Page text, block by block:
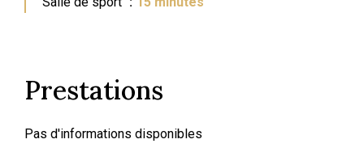
Prestations
Pas d'informations disponibles